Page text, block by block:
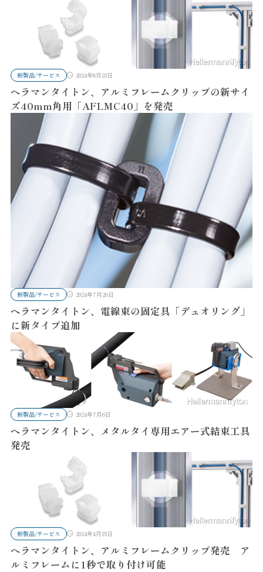
新製品/サービス 2024年8月23日
ヘラマンタイトン、アルミフレームクリップの新サイ
ズ40mm角用「AFLMC40」を発売
新製品/サービス 2024年7月26日
ヘラマンタイトン、電線束の固定具「デュオリング」
に新タイプ追加
新製品/サービス 2024年7月6日
ヘラマンタイトン、メタルタイ専用エアー式結束工具
発売
新製品/サービス 2024年4月15日
ヘラマンタイトン、アルミフレームクリップ発売 ア
ルミフレームに1秒で取り付け可能